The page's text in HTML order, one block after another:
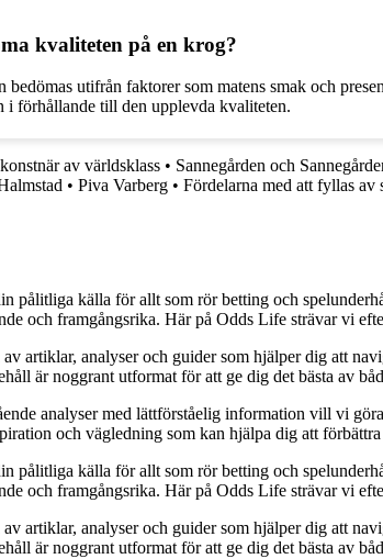
kvaliteten på en krog?
utifrån faktorer som matens smak och
i förhållande till den upplevda kvaliteten.
av världsklass • Sannegården och
• Piva Varberg • Fördelarna med att fyllas av
pålitliga källa för allt som rör betting och
och framgångsrika. Här på Odds Life strävar vi
artiklar, analyser och guider som hjälper dig att
är noggrant utformat för att ge dig det bästa av
analyser med lättförståelig information vill vi
och vägledning som kan hjälpa dig att
pålitliga källa för allt som rör betting och
och framgångsrika. Här på Odds Life strävar vi
artiklar, analyser och guider som hjälper dig att
är noggrant utformat för att ge dig det bästa av